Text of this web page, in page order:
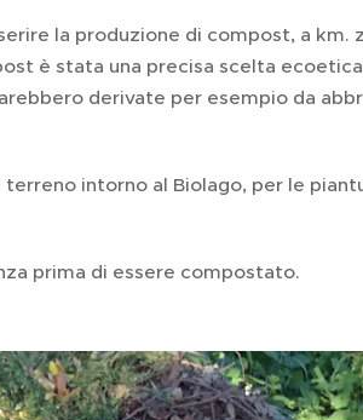
la produzione di compost, a km.
è stata una precisa scelta
derivate per esempio da
intorno al Biolago, per le
prima di essere compostato.